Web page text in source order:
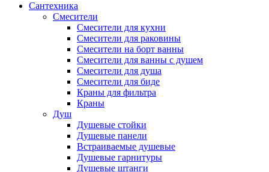
Сантехника
Смесители
Смесители для кухни
Смесители для раковины
Смесители на борт ванны
Смесители для ванны с душем
Смесители для душа
Смесители для биде
Краны для фильтра
Краны
Душ
Душевые стойки
Душевые панели
Встраиваемые душевые
Душевые гарнитуры
Душевые штанги